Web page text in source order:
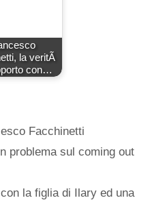
la veritÃ
con…
Facchinetti
problema sul coming out
la figlia di Ilary ed una